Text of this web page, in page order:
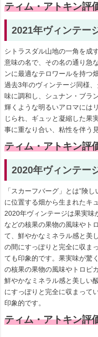
ティム・アトキン評
2021年ヴィンテー
シトラスダル山地の一角を成
意味の名で、その名の通り急
ンに最適なテロワールを持つ
過去3年のヴィンテージ同様
味に調和し、シュナン・ブラ
輝くような明るいアロマには
じられ、ギュッと凝縮した果
事に重なり合い、粘性を伴う
ティム・アトキン評
2020年ヴィンテー
「スカーフバーグ」とは”険
に位置する畑から生まれたキ
2020年ヴィンテージは果実味
などの核果の果物の風味やト
て、鮮やかなミネラル感と美
の間にすっぽりと完全に収ま
ても印象的です。果実味が驚
の核果の果物の風味やトロピ
鮮やかなミネラル感と美しい
にすっぽりと完全に収まって
印象的です。
ティム・アトキン評